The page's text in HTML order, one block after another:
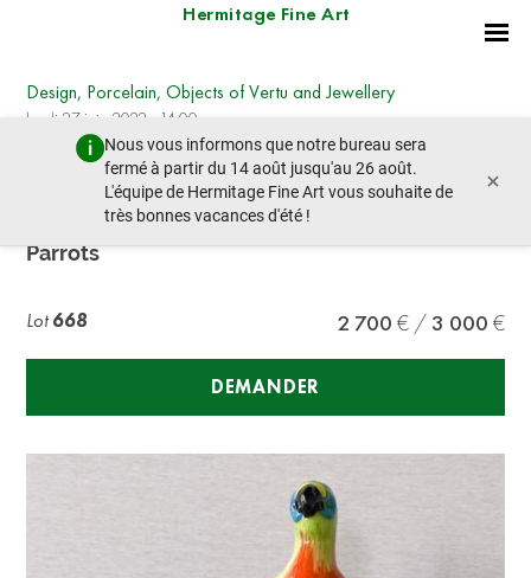
Hermitage Fine Art
Nous vous informons que notre bureau sera
fermé à partir du 14 août jusqu'au 26 août.
L'équipe de Hermitage Fine Art vous souhaite de
très bonnes vacances d'été !
×
Design, Porcelain, Objects of Vertu and Jewellery
lundi 27 juin 2022 - 14:00
lot précédent lot suivant
ALESSANDRO BARBARO (XX CENTURY)
Parrots
Lot668 2 700 3 000
DEMANDER